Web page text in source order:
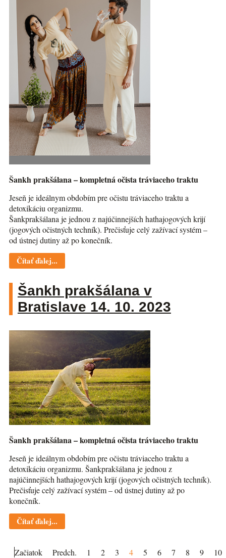
Šankh prakšálana – kompletná očista tráviaceho traktu
Jeseň je ideálnym obdobím pre očistu tráviaceho traktu a
detoxikáciu organizmu.
Šankprakšálana je jednou z najúčinnejších hathajogových krijí
(jogových očistných techník). Prečisťuje celý zažívací systém –
od ústnej dutiny až po konečník.
Čítať ďalej...
Šankh prakšálana v
Bratislave 14. 10. 2023
Šankh prakšálana – kompletná očista tráviaceho traktu
Jeseň je ideálnym obdobím pre očistu tráviaceho traktu a
detoxikáciu organizmu. Šankprakšálana je jednou z
najúčinnejších hathajogových krijí (jogových očistných techník).
Prečisťuje celý zažívací systém – od ústnej dutiny až po
konečník.
Čítať ďalej...
Začiatok Predch. 1 2 3 4 5 6 7 8 9 10